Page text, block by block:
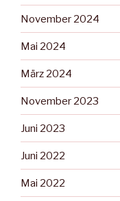
November 2024
Mai 2024
März 2024
November 2023
Juni 2023
Juni 2022
Mai 2022